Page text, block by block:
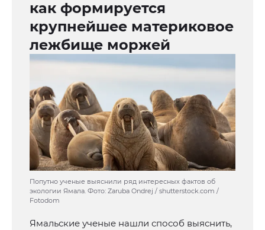
как формируется
крупнейшее материковое
лежбище моржей
Попутно ученые выяснили ряд интересных фактов об
экологии Ямала. Фото: Zaruba Ondrej / shutterstock.com /
Fotodom
Ямальские ученые нашли способ выяснить,